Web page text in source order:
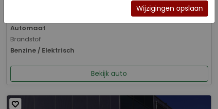
Automaat
Brandstof
Benzine / Elektrisch
Bekijk auto
Wijzigingen opslaan